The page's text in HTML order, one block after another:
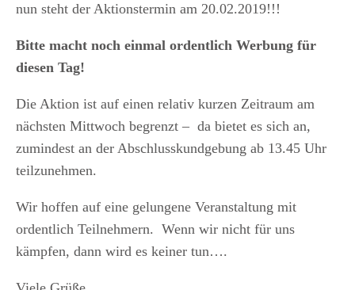
nun steht der Aktionstermin am 20.02.2019!!!
Bitte macht noch einmal ordentlich Werbung für
diesen Tag!
Die Aktion ist auf einen relativ kurzen Zeitraum am
nächsten Mittwoch begrenzt – da bietet es sich an,
zumindest an der Abschlusskundgebung ab 13.45 Uhr
teilzunehmen.
Wir hoffen auf eine gelungene Veranstaltung mit
ordentlich Teilnehmern. Wenn wir nicht für uns
kämpfen, dann wird es keiner tun….